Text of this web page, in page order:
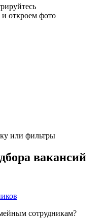
откроем фото
или фильтры
вакансий
сотрудникам?